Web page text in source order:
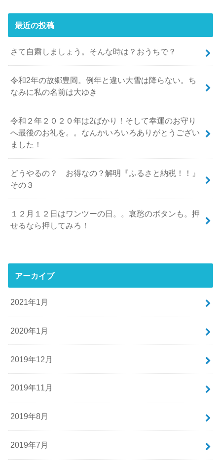
最近の投稿
さて自粛しましょう。そんな時は？おうちで？
令和2年の故郷豊岡。例年と違い大雪は降らない。ち
なみに私の名前は大ゆき
令和２年２０２０年は2ばかり！そして幸運のお守り
へ最後のお礼を。。なんかいろいろありがとうござい
ました！
どうやるの？ お得なの？解明『ふるさと納税！！』
その３
１２月１２日はワンツーの日。。哀愁のボタンも。押
せるなら押してみろ！
アーカイブ
2021年1月
2020年1月
2019年12月
2019年11月
2019年8月
2019年7月